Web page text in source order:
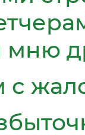
мню
с